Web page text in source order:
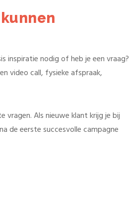
inspiratie nodig of heb je een vraag?
video call, fysieke afspraak,
Als nieuwe klant krijg je bij
de eerste succesvolle campagne